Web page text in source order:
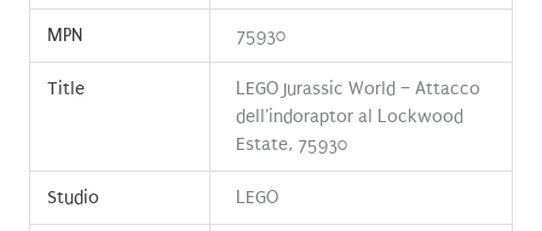
MPN 75930
Title
LEGO Jurassic World – Attacco
dell'indoraptor al Lockwood
Estate, 75930
Studio LEGO